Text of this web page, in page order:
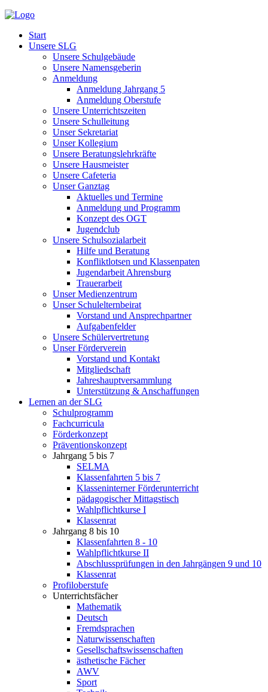
Start
Unsere SLG
Unsere Schulgebäude
Unsere Namensgeberin
Anmeldung
Anmeldung Jahrgang 5
Anmeldung Oberstufe
Unsere Unterrichtszeiten
Unsere Schulleitung
Unser Sekretariat
Unser Kollegium
Unsere Beratungslehrkräfte
Unsere Hausmeister
Unsere Cafeteria
Unser Ganztag
Aktuelles und Termine
Anmeldung und Programm
Konzept des OGT
Jugendclub
Unsere Schulsozialarbeit
Hilfe und Beratung
Konfliktlotsen und Klassenpaten
Jugendarbeit Ahrensburg
Trauerarbeit
Unser Medienzentrum
Unser Schulelternbeirat
Vorstand und Ansprechpartner
Aufgabenfelder
Unsere Schülervertretung
Unser Förderverein
Vorstand und Kontakt
Mitgliedschaft
Jahreshauptversammlung
Unterstützung & Anschaffungen
Lernen an der SLG
Schulprogramm
Fachcurricula
Förderkonzept
Präventionskonzept
Jahrgang 5 bis 7
SELMA
Klassenfahrten 5 bis 7
Klasseninterner Förderunterricht
pädagogischer Mittagstisch
Wahlpflichtkurse I
Klassenrat
Jahrgang 8 bis 10
Klassenfahrten 8 - 10
Wahlpflichtkurse II
Abschlussprüfungen in den Jahrgängen 9 und 10
Klassenrat
Profiloberstufe
Unterrichtsfächer
Mathematik
Deutsch
Fremdsprachen
Naturwissenschaften
Gesellschaftswissenschaften
ästhetische Fächer
AWV
Sport